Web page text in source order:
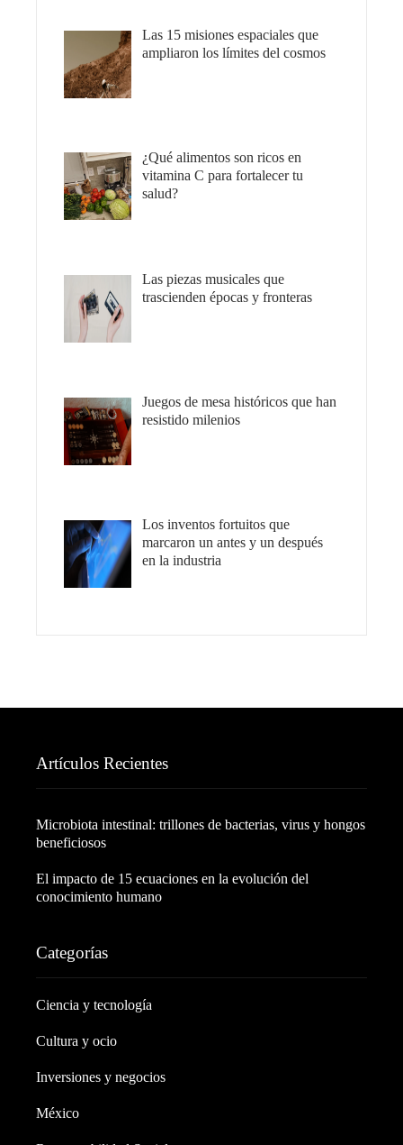
Las 15 misiones espaciales que
ampliaron los límites del cosmos
¿Qué alimentos son ricos en
vitamina C para fortalecer tu
salud?
Las piezas musicales que
trascienden épocas y fronteras
Juegos de mesa históricos que han
resistido milenios
Los inventos fortuitos que
marcaron un antes y un después
en la industria
Artículos Recientes
Microbiota intestinal: trillones de bacterias, virus y hongos
beneficiosos
El impacto de 15 ecuaciones en la evolución del
conocimiento humano
Categorías
Ciencia y tecnología
Cultura y ocio
Inversiones y negocios
México